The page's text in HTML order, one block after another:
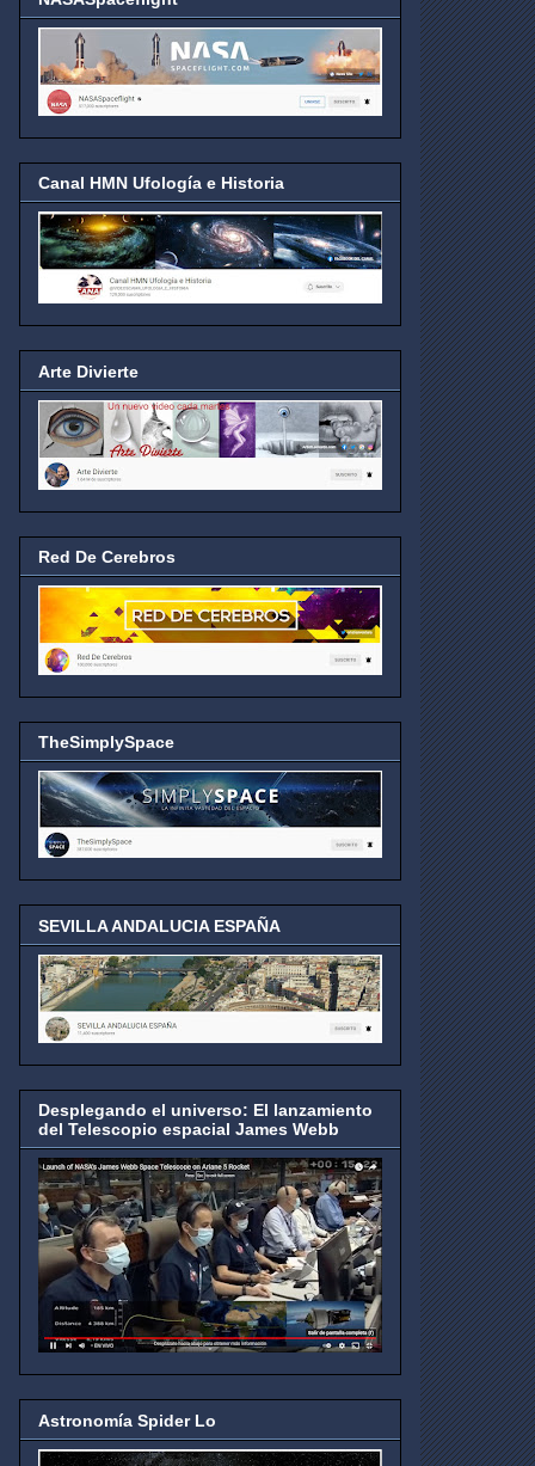
Canal HMN Ufología e Historia
Arte Divierte
Red De Cerebros
TheSimplySpace
SEVILLA ANDALUCIA ESPAÑA
Desplegando el universo: El lanzamiento
del Telescopio espacial James Webb
Astronomía Spider Lo